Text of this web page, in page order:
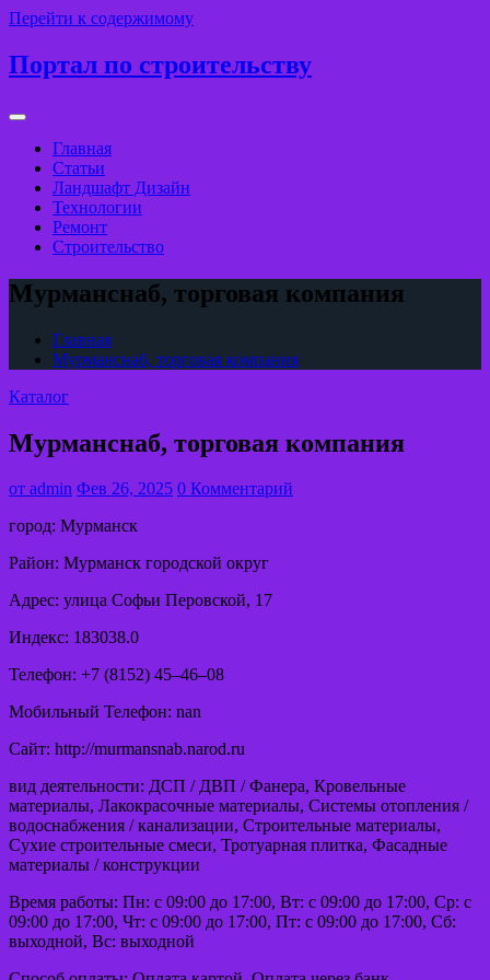
Перейти к содержимому
Портал по строительству
Главная
Статьи
Ландшафт Дизайн
Технологии
Ремонт
Строительство
Мурманснаб, торговая компания
Главная
Мурманснаб, торговая компания
Каталог
Мурманснаб, торговая компания
от admin Фев 26, 2025 0 Комментарий
город: Мурманск
Район: Мурманск городской округ
Адрес: улица Софьи Перовской, 17
Индекс: 183038.0
Телефон: +7 (8152) 45‒46‒08
Мобильный Телефон: nan
Сайт: http://murmansnab.narod.ru
вид деятельности: ДСП / ДВП / Фанера, Кровельные
материалы, Лакокрасочные материалы, Системы отопления /
водоснабжения / канализации, Строительные материалы,
Сухие строительные смеси, Тротуарная плитка, Фасадные
материалы / конструкции
Время работы: Пн: с 09:00 до 17:00, Вт: с 09:00 до 17:00, Ср: с
09:00 до 17:00, Чт: с 09:00 до 17:00, Пт: с 09:00 до 17:00, Сб:
выходной, Вс: выходной